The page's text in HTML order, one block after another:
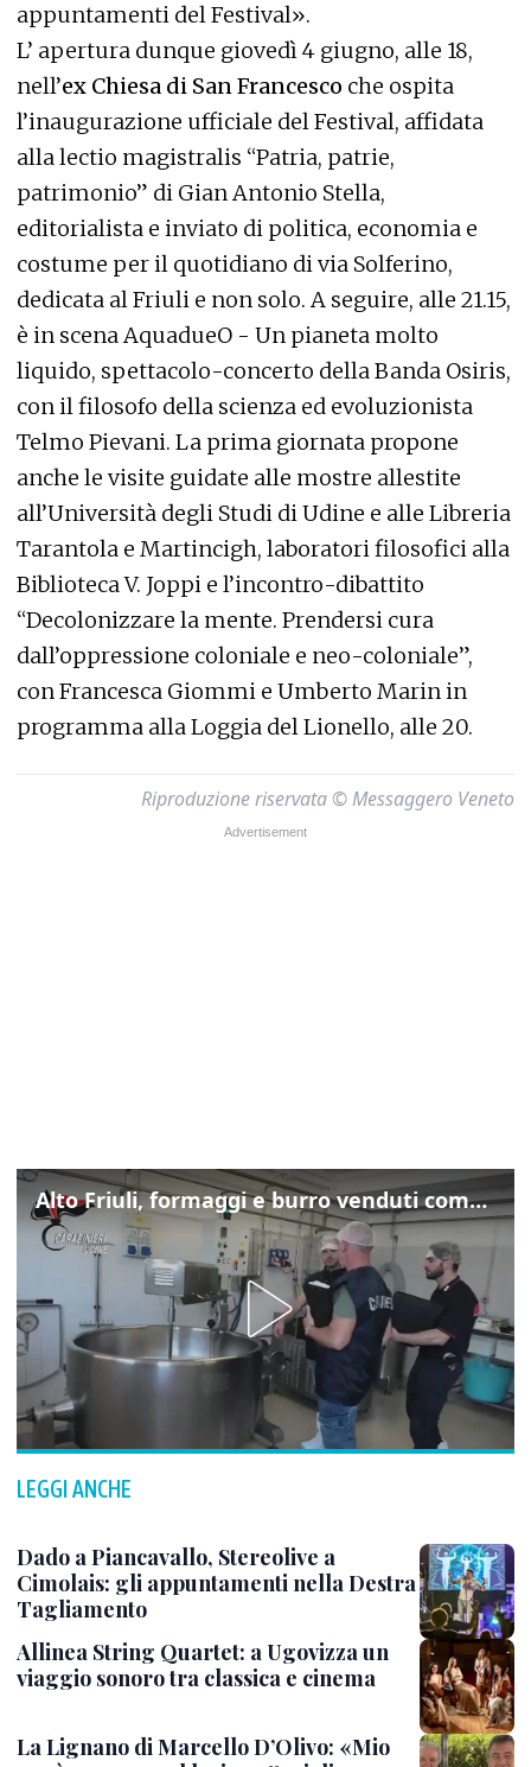
appuntamenti del Festival».
L’ apertura dunque giovedì 4 giugno, alle 18,
nell’ex Chiesa di San Francesco che ospita
l’inaugurazione ufficiale del Festival, affidata
alla lectio magistralis “Patria, patrie,
patrimonio” di Gian Antonio Stella,
editorialista e inviato di politica, economia e
costume per il quotidiano di via Solferino,
dedicata al Friuli e non solo. A seguire, alle 21.15,
è in scena AquadueO - Un pianeta molto
liquido, spettacolo-concerto della Banda Osiris,
con il filosofo della scienza ed evoluzionista
Telmo Pievani. La prima giornata propone
anche le visite guidate alle mostre allestite
all’Università degli Studi di Udine e alle Libreria
Tarantola e Martincigh, laboratori filosofici alla
Biblioteca V. Joppi e l’incontro-dibattito
“Decolonizzare la mente. Prendersi cura
dall’oppressione coloniale e neo-coloniale”,
con Francesca Giommi e Umberto Marin in
programma alla Loggia del Lionello, alle 20.
Riproduzione riservata © Messaggero Veneto
Alto Friuli, formaggi e burro venduti come locali: nei prodotti latte da fuori regione e dall’estero
LEGGI ANCHE
Dado a Piancavallo, Stereolive a
Cimolais: gli appuntamenti nella Destra
Tagliamento
Allinea String Quartet: a Ugovizza un
viaggio sonoro tra classica e cinema
La Lignano di Marcello D’Olivo: «Mio